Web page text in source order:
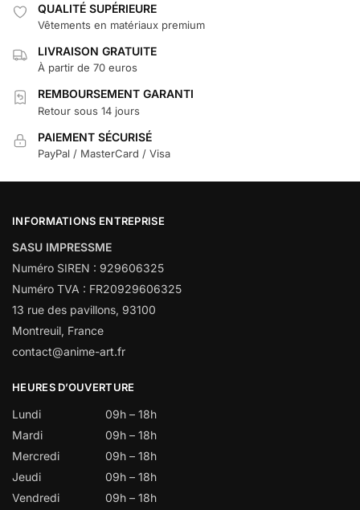
QUALITÉ SUPÉRIEURE
Vêtements en matériaux premium
LIVRAISON GRATUITE
À partir de 70 euros
REMBOURSEMENT GARANTI
Retour sous 14 jours
PAIEMENT SÉCURISÉ
PayPal / MasterCard / Visa
INFORMATIONS ENTREPRISE
SASU IMPRESSME
Numéro SIREN : 929606325
Numéro TVA : FR20929606325
13 rue des pavillons, 93100
Montreuil, France
contact@anime-art.fr
HEURES D’OUVERTURE
Lundi
09h – 18h
Mardi
09h – 18h
Mercredi
09h – 18h
Jeudi
09h – 18h
Vendredi
09h – 18h